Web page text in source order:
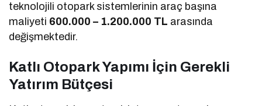
teknolojili otopark sistemlerinin araç başına
maliyeti 600.000 – 1.200.000 TL arasında
değişmektedir.
Katlı Otopark Yapımı İçin Gerekli
Yatırım Bütçesi